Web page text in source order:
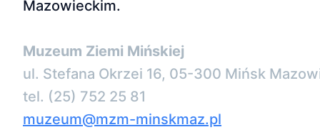
Mazowieckim.
Muzeum Ziemi Mińskiej
ul. Stefana Okrzei 16, 05-300 Mińsk
tel. (25) 752 25 81
muzeum@mzm-minskmaz.pl